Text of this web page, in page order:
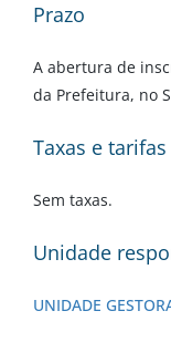
Prazo
A abertura de
da Prefeitura, no
Taxas e tarifas
Sem taxas.
Unidade
UNIDADE